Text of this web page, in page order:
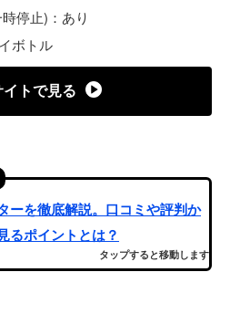
停止)：あり
ボトル
トで見る
ーを徹底解説。口コミや評判か
るポイントとは？
タップすると移動します